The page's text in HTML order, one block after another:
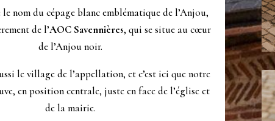
nom du cépage blanc emblématique de l’Anjou,
de l’AOC Savennières, qui se situe au cœur
de l’Anjou noir.
le village de l’appellation, et c’est ici que notre
en position centrale, juste en face de l’église et
de la mairie.